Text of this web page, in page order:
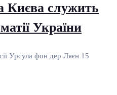
Києва служить
України
Урсула фон дер Ляєн 15